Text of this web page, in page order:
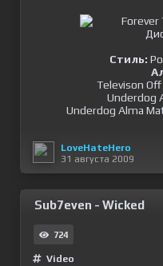
Стиль:
Televison Off
Underdog
Underdog Alma
LoveHateHero
31 августа 2009
Sub7even - Wicked
724
Video